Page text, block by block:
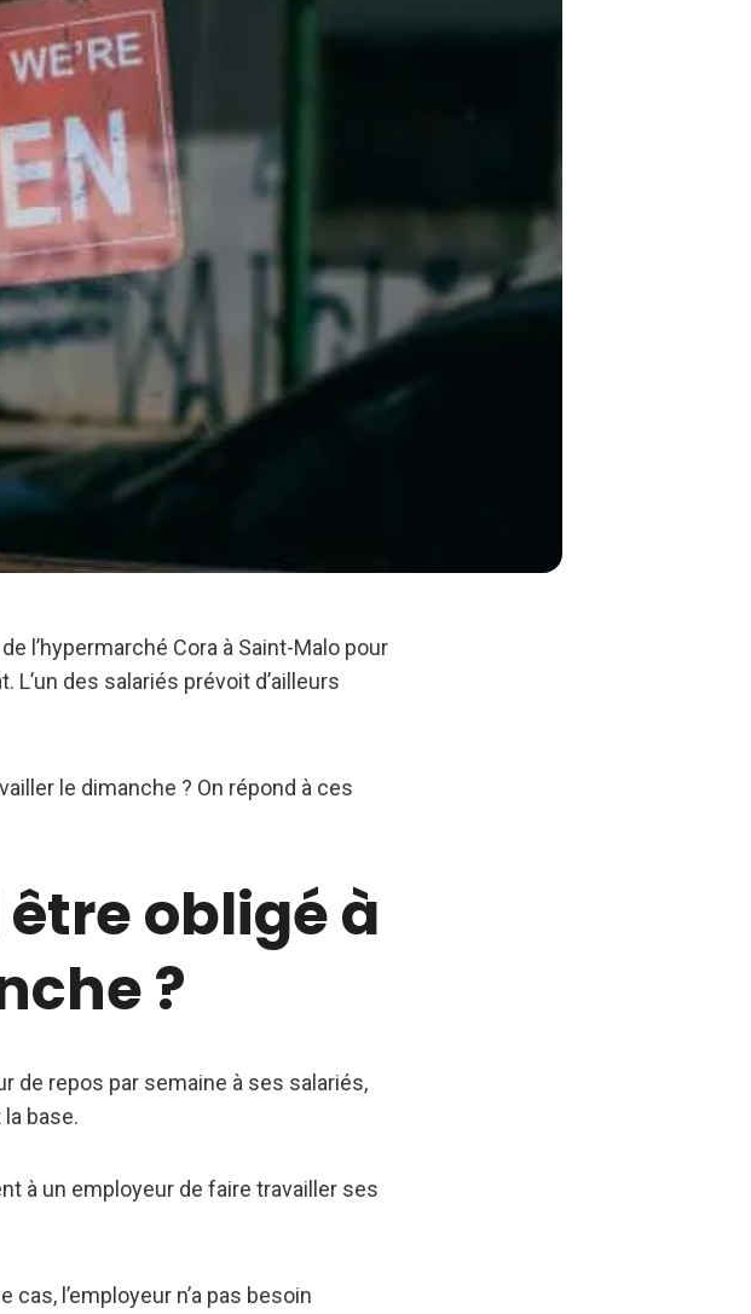
l’hypermarché Cora à Saint-Malo pour
des salariés prévoit d’ailleurs
le dimanche ? On répond à ces
obligé à
?
de repos par semaine à ses salariés,
la base.
à un employeur de faire travailler ses
cas, l’employeur n’a pas besoin